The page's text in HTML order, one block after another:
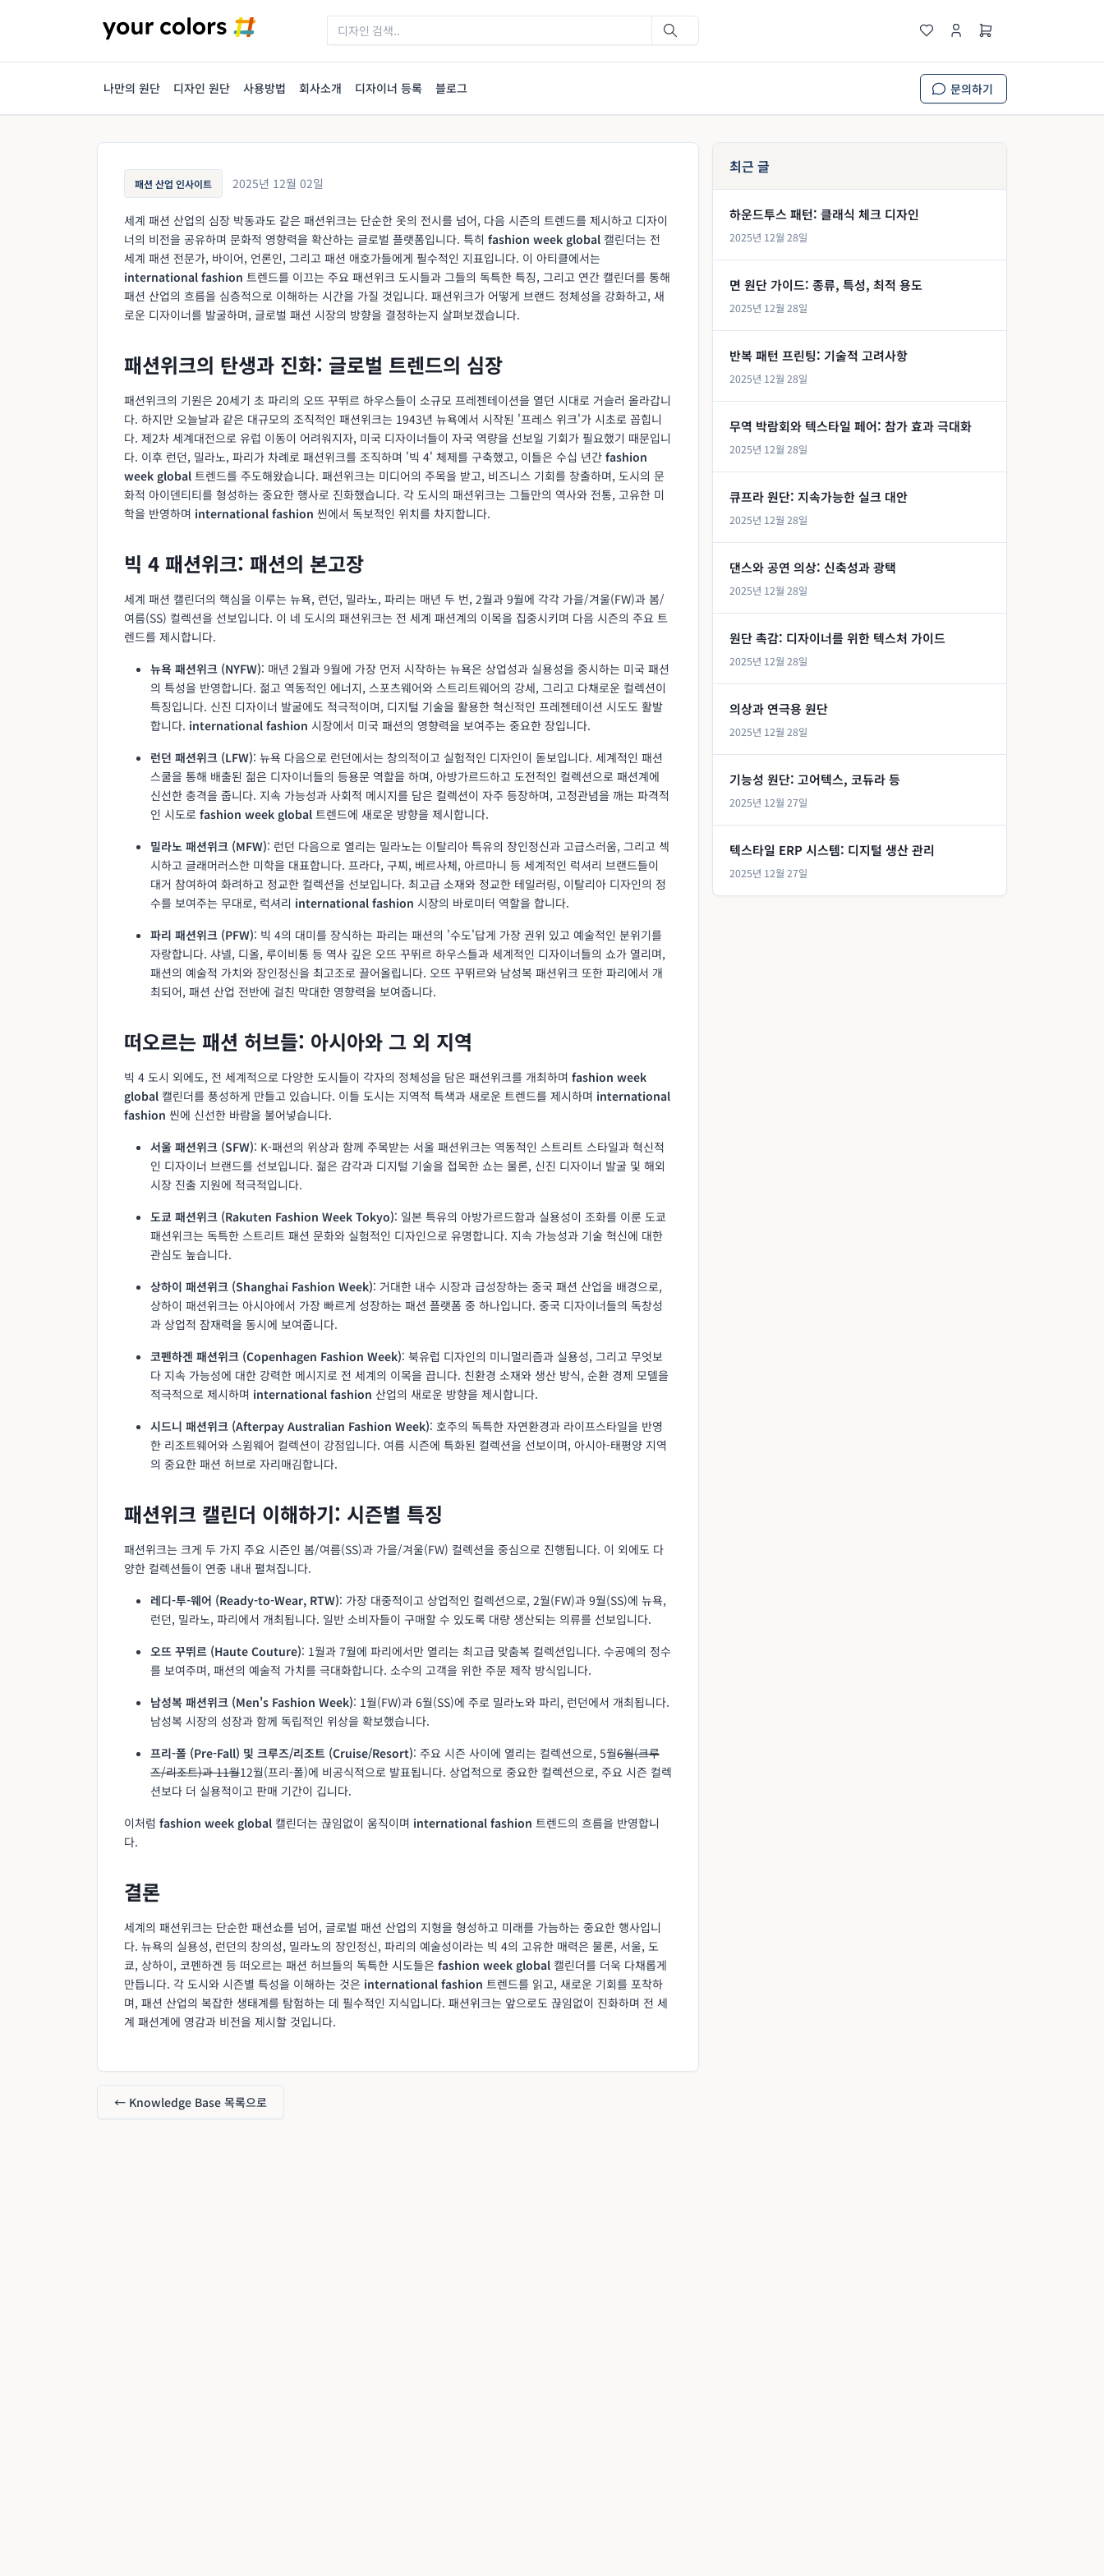
나만의 원단 디자인 원단 사용방법 회사소개 디자이너 등록 블로그 문의하기
패션 산업 인사이트 2025년 12월 02일
세계 패션 산업의 심장 박동과도 같은 패션위크는 단순한 옷의 전시를 넘어, 다음 시즌의 트렌드를 제시하고 디자이
너의 비전을 공유하며 문화적 영향력을 확산하는 글로벌 플랫폼입니다. 특히 fashion week global 캘린더는 전
세계 패션 전문가, 바이어, 언론인, 그리고 패션 애호가들에게 필수적인 지표입니다. 이 아티클에서는
international fashion 트렌드를 이끄는 주요 패션위크 도시들과 그들의 독특한 특징, 그리고 연간 캘린더를 통해
패션 산업의 흐름을 심층적으로 이해하는 시간을 가질 것입니다. 패션위크가 어떻게 브랜드 정체성을 강화하고, 새
로운 디자이너를 발굴하며, 글로벌 패션 시장의 방향을 결정하는지 살펴보겠습니다.
패션위크의 탄생과 진화: 글로벌 트렌드의 심장
패션위크의 기원은 20세기 초 파리의 오뜨 꾸뛰르 하우스들이 소규모 프레젠테이션을 열던 시대로 거슬러 올라갑니
다. 하지만 오늘날과 같은 대규모의 조직적인 패션위크는 1943년 뉴욕에서 시작된 '프레스 위크'가 시초로 꼽힙니
다. 제2차 세계대전으로 유럽 이동이 어려워지자, 미국 디자이너들이 자국 역량을 선보일 기회가 필요했기 때문입니
다. 이후 런던, 밀라노, 파리가 차례로 패션위크를 조직하며 '빅 4' 체제를 구축했고, 이들은 수십 년간 fashion
week global 트렌드를 주도해왔습니다. 패션위크는 미디어의 주목을 받고, 비즈니스 기회를 창출하며, 도시의 문
화적 아이덴티티를 형성하는 중요한 행사로 진화했습니다. 각 도시의 패션위크는 그들만의 역사와 전통, 고유한 미
학을 반영하며 international fashion 씬에서 독보적인 위치를 차지합니다.
빅 4 패션위크: 패션의 본고장
세계 패션 캘린더의 핵심을 이루는 뉴욕, 런던, 밀라노, 파리는 매년 두 번, 2월과 9월에 각각 가을/겨울(FW)과 봄/
여름(SS) 컬렉션을 선보입니다. 이 네 도시의 패션위크는 전 세계 패션계의 이목을 집중시키며 다음 시즌의 주요 트
렌드를 제시합니다.
뉴욕 패션위크 (NYFW): 매년 2월과 9월에 가장 먼저 시작하는 뉴욕은 상업성과 실용성을 중시하는 미국 패션
의 특성을 반영합니다. 젊고 역동적인 에너지, 스포츠웨어와 스트리트웨어의 강세, 그리고 다채로운 컬렉션이
특징입니다. 신진 디자이너 발굴에도 적극적이며, 디지털 기술을 활용한 혁신적인 프레젠테이션 시도도 활발
합니다. international fashion 시장에서 미국 패션의 영향력을 보여주는 중요한 장입니다.
런던 패션위크 (LFW): 뉴욕 다음으로 런던에서는 창의적이고 실험적인 디자인이 돋보입니다. 세계적인 패션
스쿨을 통해 배출된 젊은 디자이너들의 등용문 역할을 하며, 아방가르드하고 도전적인 컬렉션으로 패션계에
신선한 충격을 줍니다. 지속 가능성과 사회적 메시지를 담은 컬렉션이 자주 등장하며, 고정관념을 깨는 파격적
인 시도로 fashion week global 트렌드에 새로운 방향을 제시합니다.
밀라노 패션위크 (MFW): 런던 다음으로 열리는 밀라노는 이탈리아 특유의 장인정신과 고급스러움, 그리고 섹
시하고 글래머러스한 미학을 대표합니다. 프라다, 구찌, 베르사체, 아르마니 등 세계적인 럭셔리 브랜드들이
대거 참여하여 화려하고 정교한 컬렉션을 선보입니다. 최고급 소재와 정교한 테일러링, 이탈리아 디자인의 정
수를 보여주는 무대로, 럭셔리 international fashion 시장의 바로미터 역할을 합니다.
파리 패션위크 (PFW): 빅 4의 대미를 장식하는 파리는 패션의 '수도'답게 가장 권위 있고 예술적인 분위기를
자랑합니다. 샤넬, 디올, 루이비통 등 역사 깊은 오뜨 꾸뛰르 하우스들과 세계적인 디자이너들의 쇼가 열리며,
패션의 예술적 가치와 장인정신을 최고조로 끌어올립니다. 오뜨 꾸뛰르와 남성복 패션위크 또한 파리에서 개
최되어, 패션 산업 전반에 걸친 막대한 영향력을 보여줍니다.
떠오르는 패션 허브들: 아시아와 그 외 지역
빅 4 도시 외에도, 전 세계적으로 다양한 도시들이 각자의 정체성을 담은 패션위크를 개최하며 fashion week
global 캘린더를 풍성하게 만들고 있습니다. 이들 도시는 지역적 특색과 새로운 트렌드를 제시하며 international
fashion 씬에 신선한 바람을 불어넣습니다.
서울 패션위크 (SFW): K-패션의 위상과 함께 주목받는 서울 패션위크는 역동적인 스트리트 스타일과 혁신적
인 디자이너 브랜드를 선보입니다. 젊은 감각과 디지털 기술을 접목한 쇼는 물론, 신진 디자이너 발굴 및 해외
시장 진출 지원에 적극적입니다.
도쿄 패션위크 (Rakuten Fashion Week Tokyo): 일본 특유의 아방가르드함과 실용성이 조화를 이룬 도쿄
패션위크는 독특한 스트리트 패션 문화와 실험적인 디자인으로 유명합니다. 지속 가능성과 기술 혁신에 대한
관심도 높습니다.
상하이 패션위크 (Shanghai Fashion Week): 거대한 내수 시장과 급성장하는 중국 패션 산업을 배경으로,
상하이 패션위크는 아시아에서 가장 빠르게 성장하는 패션 플랫폼 중 하나입니다. 중국 디자이너들의 독창성
과 상업적 잠재력을 동시에 보여줍니다.
코펜하겐 패션위크 (Copenhagen Fashion Week): 북유럽 디자인의 미니멀리즘과 실용성, 그리고 무엇보
다 지속 가능성에 대한 강력한 메시지로 전 세계의 이목을 끕니다. 친환경 소재와 생산 방식, 순환 경제 모델을
적극적으로 제시하며 international fashion 산업의 새로운 방향을 제시합니다.
시드니 패션위크 (Afterpay Australian Fashion Week): 호주의 독특한 자연환경과 라이프스타일을 반영
한 리조트웨어와 스윔웨어 컬렉션이 강점입니다. 여름 시즌에 특화된 컬렉션을 선보이며, 아시아-태평양 지역
의 중요한 패션 허브로 자리매김합니다.
패션위크 캘린더 이해하기: 시즌별 특징
패션위크는 크게 두 가지 주요 시즌인 봄/여름(SS)과 가을/겨울(FW) 컬렉션을 중심으로 진행됩니다. 이 외에도 다
양한 컬렉션들이 연중 내내 펼쳐집니다.
레디-투-웨어 (Ready-to-Wear, RTW): 가장 대중적이고 상업적인 컬렉션으로, 2월(FW)과 9월(SS)에 뉴욕,
런던, 밀라노, 파리에서 개최됩니다. 일반 소비자들이 구매할 수 있도록 대량 생산되는 의류를 선보입니다.
오뜨 꾸뛰르 (Haute Couture): 1월과 7월에 파리에서만 열리는 최고급 맞춤복 컬렉션입니다. 수공예의 정수
를 보여주며, 패션의 예술적 가치를 극대화합니다. 소수의 고객을 위한 주문 제작 방식입니다.
남성복 패션위크 (Men's Fashion Week): 1월(FW)과 6월(SS)에 주로 밀라노와 파리, 런던에서 개최됩니다.
남성복 시장의 성장과 함께 독립적인 위상을 확보했습니다.
프리-폴 (Pre-Fall) 및 크루즈/리조트 (Cruise/Resort): 주요 시즌 사이에 열리는 컬렉션으로, 5월6월(크루
즈/리조트)과 11월12월(프리-폴)에 비공식적으로 발표됩니다. 상업적으로 중요한 컬렉션으로, 주요 시즌 컬렉
션보다 더 실용적이고 판매 기간이 깁니다.
이처럼 fashion week global 캘린더는 끊임없이 움직이며 international fashion 트렌드의 흐름을 반영합니
다.
결론
세계의 패션위크는 단순한 패션쇼를 넘어, 글로벌 패션 산업의 지형을 형성하고 미래를 가늠하는 중요한 행사입니
다. 뉴욕의 실용성, 런던의 창의성, 밀라노의 장인정신, 파리의 예술성이라는 빅 4의 고유한 매력은 물론, 서울, 도
쿄, 상하이, 코펜하겐 등 떠오르는 패션 허브들의 독특한 시도들은 fashion week global 캘린더를 더욱 다채롭게
만듭니다. 각 도시와 시즌별 특성을 이해하는 것은 international fashion 트렌드를 읽고, 새로운 기회를 포착하
며, 패션 산업의 복잡한 생태계를 탐험하는 데 필수적인 지식입니다. 패션위크는 앞으로도 끊임없이 진화하며 전 세
계 패션계에 영감과 비전을 제시할 것입니다.
← Knowledge Base 목록으로
최근 글
하운드투스 패턴: 클래식 체크 디자인
2025년 12월 28일
면 원단 가이드: 종류, 특성, 최적 용도
2025년 12월 28일
반복 패턴 프린팅: 기술적 고려사항
2025년 12월 28일
무역 박람회와 텍스타일 페어: 참가 효과 극대화
2025년 12월 28일
큐프라 원단: 지속가능한 실크 대안
2025년 12월 28일
댄스와 공연 의상: 신축성과 광택
2025년 12월 28일
원단 촉감: 디자이너를 위한 텍스처 가이드
2025년 12월 28일
의상과 연극용 원단
2025년 12월 28일
기능성 원단: 고어텍스, 코듀라 등
2025년 12월 27일
텍스타일 ERP 시스템: 디지털 생산 관리
2025년 12월 27일